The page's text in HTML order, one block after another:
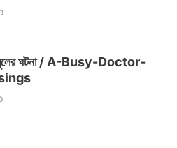
ঘটনা / A-Busy-Doctor-